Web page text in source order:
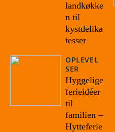
landkøkke
n til
kystdelika
tesser
OPLEVEL
SER
Hyggelige
ferieidéer
til
familien –
Hytteferie